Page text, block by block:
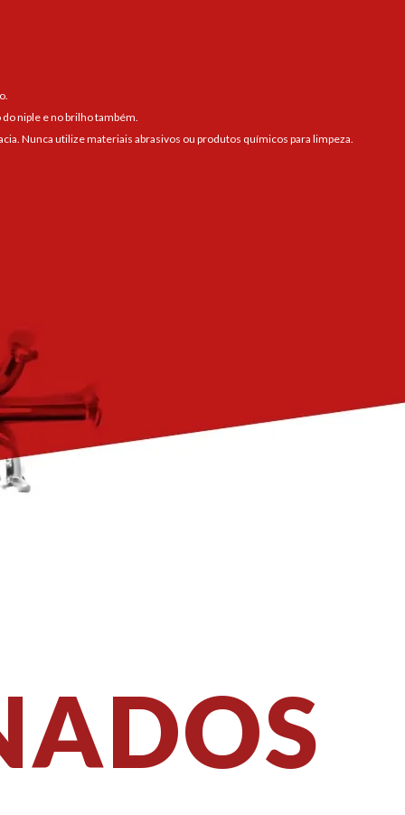
niple e no brilho também.
Nunca utilize materiais abrasivos ou produtos químicos para limpeza.